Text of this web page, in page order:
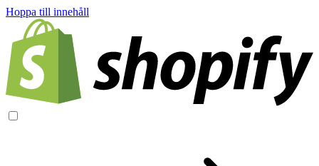
Hoppa till innehåll